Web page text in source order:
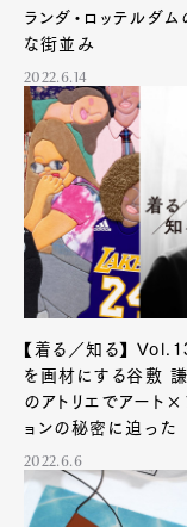
Pen
Official
Pen
ランダ・ロッテルダ
な街並み
2022.6.14
【着る／知る】
を画材にする谷敷 謙
のアトリエでアート×
ョンの秘密に迫った
2022.6.6